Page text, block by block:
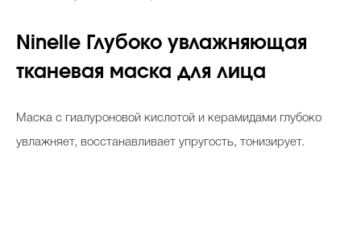
Ninelle Глубоко увлажняющая
тканевая маска для лица
Маска с гиалуроновой кислотой и керамидами глубоко
увлажняет, восстанавливает упругость, тонизирует.